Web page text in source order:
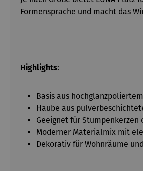
Formensprache und macht das
Highlights:
Basis aus
Haube aus
Geeignet für Stumpenkerzen
Moderner Materialmix mit
Dekorativ für Wohnräume